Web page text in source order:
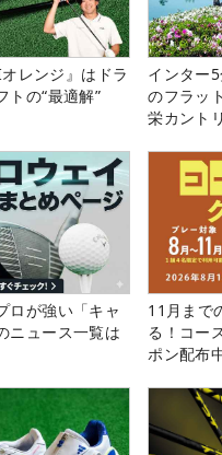
レンジ』はドラ
トの“最適解”
インター
のフラッ
栄カント
ロが強い「キャ
ニュース一覧は
11月まで
る！コー
ポン配布